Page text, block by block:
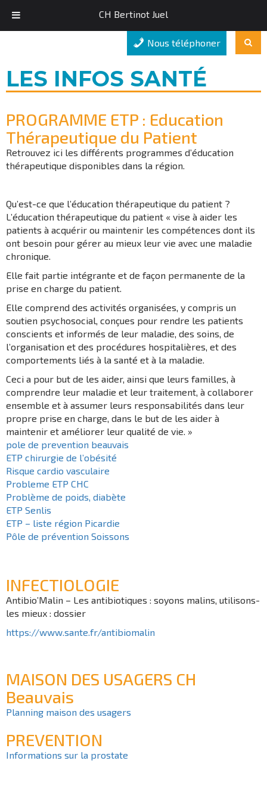
Nous téléphoner
LES INFOS SANTÉ
PROGRAMME ETP : Education
Thérapeutique du Patient
Retrouvez ici les différents programmes d’éducation
thérapeutique disponibles dans la région.
Qu’est-ce que l’éducation thérapeutique du patient ?
L’éducation thérapeutique du patient « vise à aider les
patients à acquérir ou maintenir les compétences dont ils
ont besoin pour gérer au mieux leur vie avec une maladie
chronique.
Elle fait partie intégrante et de façon permanente de la
prise en charge du patient.
Elle comprend des activités organisées, y compris un
soutien psychosocial, conçues pour rendre les patients
conscients et informés de leur maladie, des soins, de
l’organisation et des procédures hospitalières, et des
comportements liés à la santé et à la maladie.
Ceci a pour but de les aider, ainsi que leurs familles, à
comprendre leur maladie et leur traitement, à collaborer
ensemble et à assumer leurs responsabilités dans leur
propre prise en charge, dans le but de les aider à
maintenir et améliorer leur qualité de vie. »
pole de prevention beauvais
ETP chirurgie de l’obésité
Risque cardio vasculaire
Probleme ETP CHC
Problème de poids, diabète
ETP Senlis
ETP – liste région Picardie
Pôle de prévention Soissons
INFECTIOLOGIE
Antibio’Malin – Les antibiotiques : soyons malins, utilisons-
les mieux : dossier
https://www.sante.fr/antibiomalin
MAISON DES USAGERS CH
Beauvais
Planning maison des usagers
PREVENTION
Informations sur la prostate
CH Bertinot Juel